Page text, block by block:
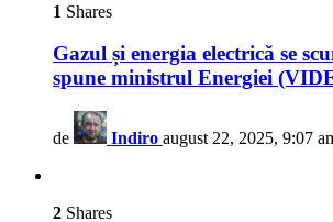
1 Shares
Gazul și energia electrică se
spune ministrul Energiei
de Indiro august 22, 2025, 9:07
2 Shares